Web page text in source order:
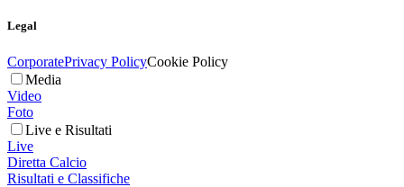
Legal
CorporatePrivacy PolicyCookie Policy
Media
Video
Foto
Live e Risultati
Live
Diretta Calcio
Risultati e Classifiche